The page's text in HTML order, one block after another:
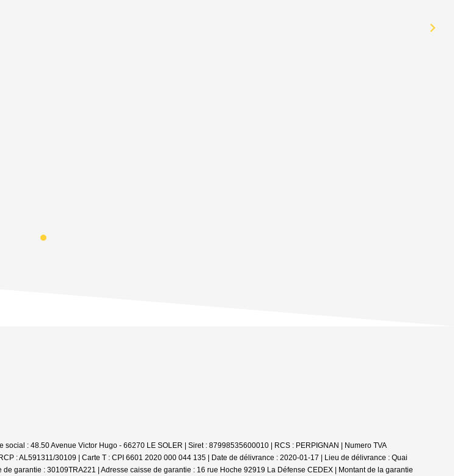
: 48.50 Avenue Victor Hugo - 66270 LE SOLER | Siret : 87998535600010 | RCS : PERPIGNAN | Numero TVA
: AL591311/30109 | Carte T : CPI 6601 2020 000 044 135 | Date de délivrance : 2020-01-17 | Lieu de délivrance : Quai
garantie : 30109TRA221 | Adresse caisse de garantie : 16 rue Hoche 92919 La Défense CEDEX | Montant de la garantie